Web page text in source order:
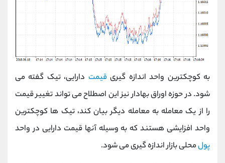
به کوچکترین واحد اندازه گیریقیمت دارایی، تیک گفته می
شود. در حوزه اوراق بهادار نیز این اصطلاح می تواند تغییر قیمت
را از یک معامله به معامله دیگر بیان کند، تیک ها کوچکترین
واحد افزایشی هستند که به وسیله آنها قیمت دارایی در واحد
پولمحلی بازار اندازه گیری می شود.